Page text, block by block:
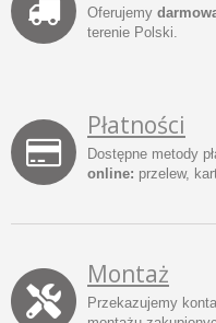
Oferujemy
terenie Polski.
Płatności
Dostępne metody
online: przelew,
Montaż
Przekazujemy